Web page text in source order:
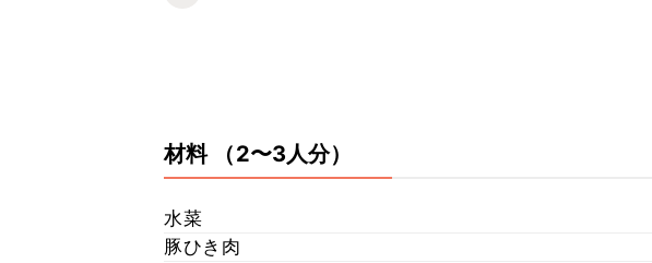
材料 （2〜3人分）
水菜
豚ひき肉